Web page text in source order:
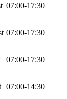
07:00-17:30
07:00-17:30
07:00-17:30
07:00-14:30